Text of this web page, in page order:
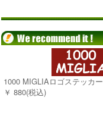
1000 MIGLIAロゴステッカ
￥ 880(税込)